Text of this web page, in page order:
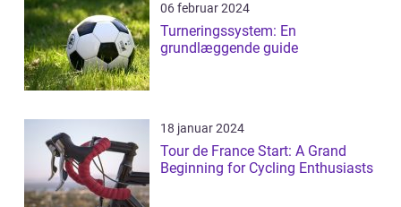
06 februar 2024
Turneringssystem: En
grundlæggende guide
18 januar 2024
Tour de France Start: A Grand
Beginning for Cycling Enthusiasts